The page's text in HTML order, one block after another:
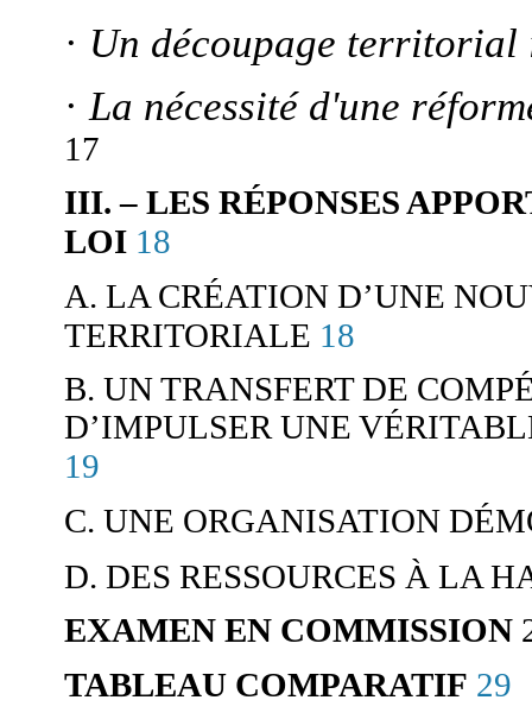
· Un découpage territorial
· La nécessité d'une
17
III. – LES RÉPONSES
LOI 18
A. LA CRÉATION D’UNE
TERRITORIALE 18
B. UN TRANSFERT DE
D’IMPULSER UNE
19
C. UNE ORGANISATION
D. DES RESSOURCES À LA
EXAMEN EN COMMISSION
TABLEAU COMPARATIF 29